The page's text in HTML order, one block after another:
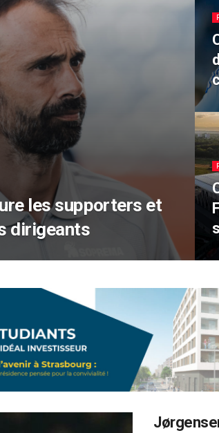
les supporters et
dirigeants